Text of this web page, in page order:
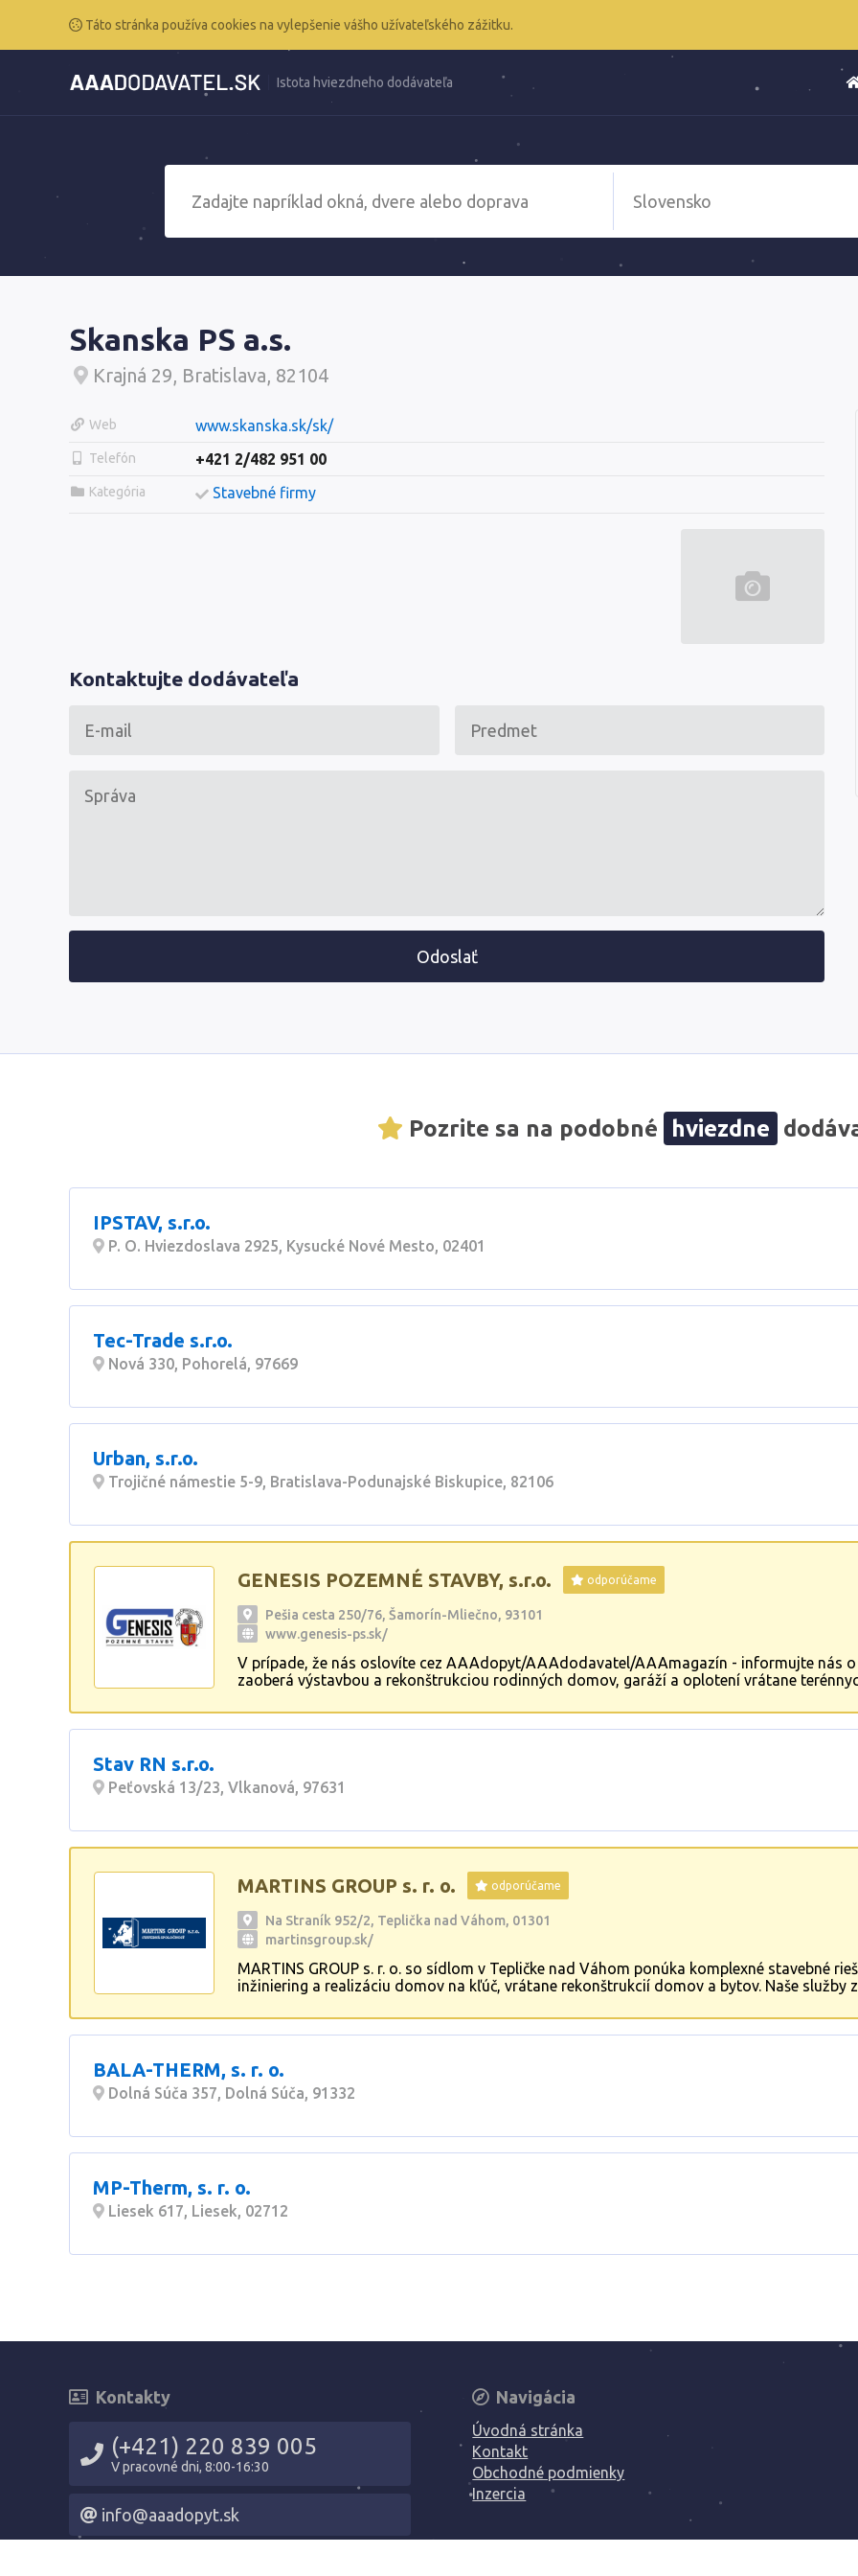
Táto stránka používa cookies na vylepšenie vášho užívateľského zážitku.
Istota hviezdneho dodávateľa
Skanska PS a.s.
Krajná 29, Bratislava, 82104
Web www.skanska.sk/sk/
Telefón +421 2/482 951 00
Kategória Stavebné firmy
Kontaktujte dodávateľa
Odoslať
Pozrite sa na podobné hviezdne
IPSTAV, s.r.o.
P. O. Hviezdoslava 2925, Kysucké Nové Mesto, 02401
Tec-Trade s.r.o.
Nová 330, Pohorelá, 97669
Urban, s.r.o.
Trojičné námestie 5-9, Bratislava-Podunajské Biskupice, 82106
GENESIS POZEMNÉ STAVBY, s.r.o. odporúčame
Pešia cesta 250/76, Šamorín-Mliečno, 93101
www.genesis-ps.sk/
V prípade, že nás oslovíte cez AAAdopyt/AAAdodavatel/AAAmagazín - informujte nás
zaoberá výstavbou a rekonštrukciou rodinných domov, garáží a oplotení vrátane
Stav RN s.r.o.
Peťovská 13/23, Vlkanová, 97631
MARTINS GROUP s. r. o. odporúčame
Na Straník 952/2, Teplička nad Váhom, 01301
martinsgroup.sk/
MARTINS GROUP s. r. o. so sídlom v Tepličke nad Váhom ponúka komplexné stavebné
inžiniering a realizáciu domov na kľúč, vrátane rekonštrukcií domov a bytov. Naše služby
BALA-THERM, s. r. o.
Dolná Súča 357, Dolná Súča, 91332
MP-Therm, s. r. o.
Liesek 617, Liesek, 02712
Kontakty
(+421) 220 839 005
V pracovné dni, 8:00-16:30
info@aaadopyt.sk
Navigácia
Úvodná stránka
Kontakt
Obchodné podmienky
Inzercia